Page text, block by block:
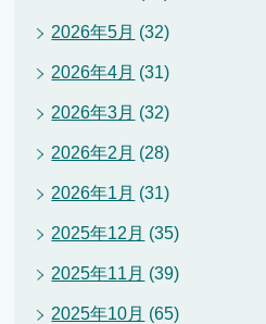
2026年5月 (32)
2026年4月 (31)
2026年3月 (32)
2026年2月 (28)
2026年1月 (31)
2025年12月 (35)
2025年11月 (39)
2025年10月 (65)